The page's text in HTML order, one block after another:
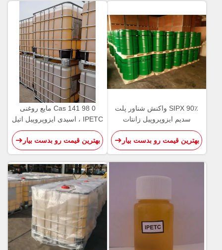
SIPX 90٪ واکنش شناور پلت
سدیم ایزوپروپیل زانتات
بهترین قیمت رو بدست بیار
Cas 141 98 0 مایع روغنی
IPETC ، اسیدی ایزوپروپیل اتیل
تیونوکاربامات
بهترین قیمت رو بدست بیار